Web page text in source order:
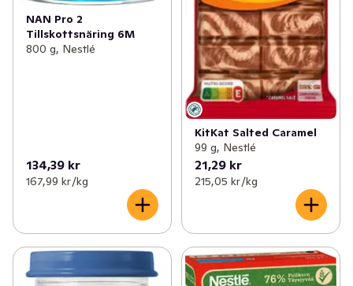
NAN Pro 2
Tillskottsnäring 6M
800 g, Nestlé
134,39 kr
167,99 kr /kg
KitKat Salted Caramel
99 g, Nestlé
21,29 kr
215,05 kr /kg